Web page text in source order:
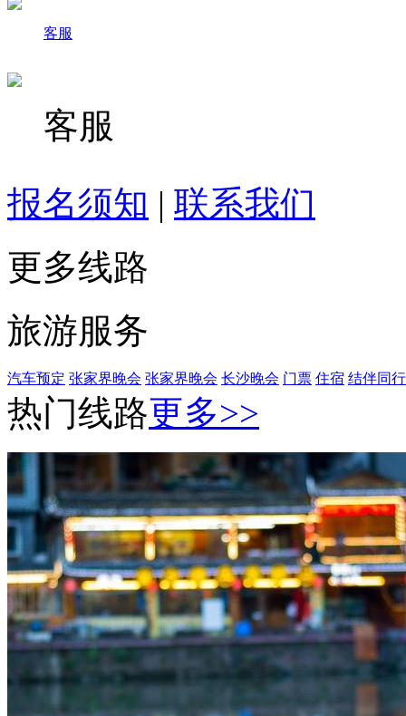
客服
客服
报名须知 | 联系我们
更多线路
旅游服务
汽车预定 张家界晚会 张家界晚会 长沙晚会 门票 住宿 结伴同行
热门线路更多>>